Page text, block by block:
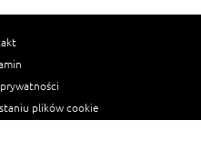
plików cookie